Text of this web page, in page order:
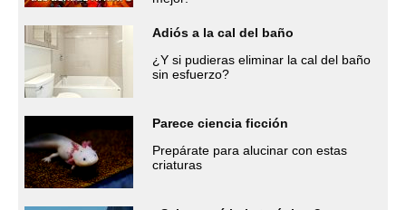
Adiós a la cal del baño
¿Y si pudieras eliminar la cal del baño
sin esfuerzo?
Parece ciencia ficción
Prepárate para alucinar con estas
criaturas